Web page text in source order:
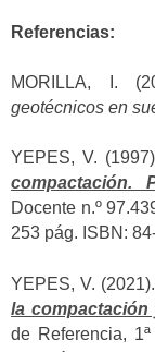
Referencias:
MORILLA, I.
geotécnicos en
YEPES, V.
compactación.
Docente n.º
253 pág. ISBN:
YEPES, V. (2021).
la compactación
de Referencia,